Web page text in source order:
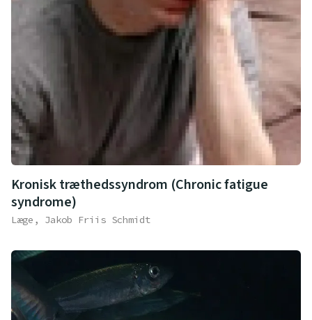
Kronisk træthedssyndrom (Chronic fatigue
syndrome)
Læge, Jakob Friis Schmidt